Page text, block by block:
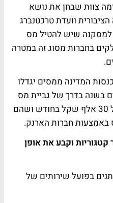
הקימה צוות שבחן את נושא
וועדת טרכטנברג
למסקנה שיש להטיל מס
בחברות מסוג זה במטרה
המדינה ממסים יגדלו
בשנה בדרך של גביית מס
משכירים שמשכורתם עולה על 30 אלף שקל בחודש ושהם
חברות הארנק.
וקבע את אופן
בפועל שירותים של